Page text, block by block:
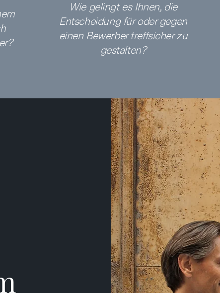
Wie gelingt es Ihnen, die
Entscheidung für oder gegen
einen Bewerber treffsicher zu
gestalten?